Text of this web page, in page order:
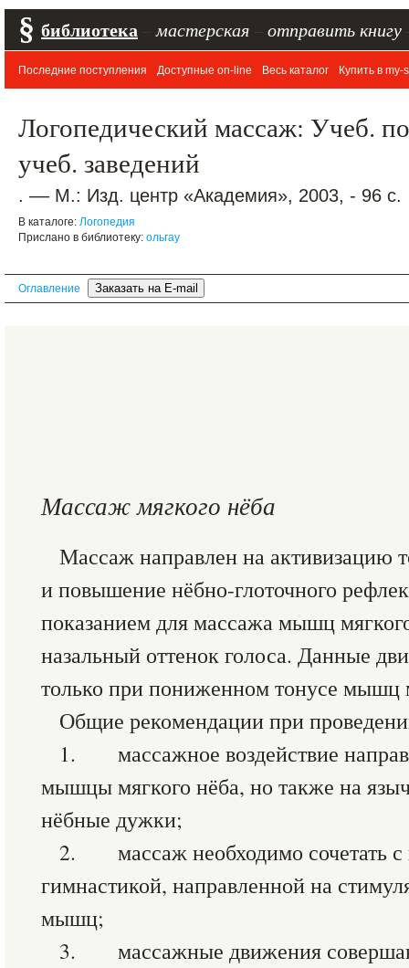
§ библиотека мастерская отправить книгу
Последние поступления Доступные on-line Весь каталог Купить в my-
Логопедический массаж: Учеб.
учеб. заведений
. –– М.: Изд. центр «Академия», 2003, - 96 с.
В каталоге: Логопедия
Прислано в библиотеку: ольгау
Оглавление
Массаж мягкого нёба
Массаж направлен на активизацию
и повышение нёбно-глоточного
показанием для массажа мышц
назальный оттенок голоса. Данные
только при пониженном тонусе мышц
Общие рекомендации при
1. массажное воздействие
мышцы мягкого нёба, но также на
нёбные дужки;
2. массаж необходимо сочетать с
гимнастикой, направленной на
мышц;
3. массажные движения